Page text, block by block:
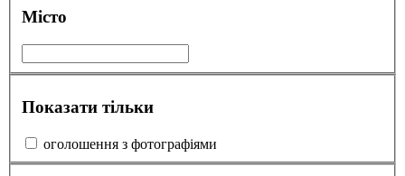
Місто
Показати тільки
оголошення з фотографіями